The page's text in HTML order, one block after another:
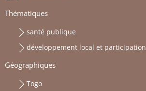
Thématiques
santé publique
développement local et participation
Géographiques
Togo